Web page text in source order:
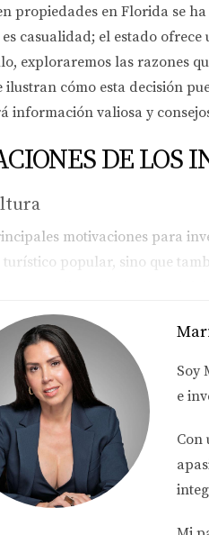
propiedades en Florida se
casualidad; el estado
exploraremos las razones
ilustran cómo esta decisión
información valiosa y
DE LOS
motivaciones para
popular, sino que
negocios aquí. >
Económicas
con una economía robusta y
lucrativas. La baja
hacen que invertir aquí sea
y Rentabilidad
del mercado inmobiliario en
Soy
e
Con